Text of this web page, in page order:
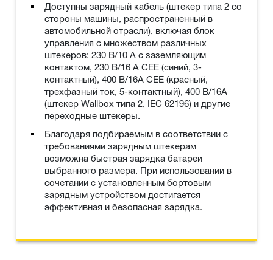
Доступны зарядный кабель (штекер типа 2 со
стороны машины, распространенный в
автомобильной отрасли), включая блок
управления с множеством различных
штекеров: 230 В/10 A с заземляющим
контактом, 230 В/16 A CEE (синий, 3-
контактный), 400 В/16A CEE (красный,
трехфазный ток, 5-контактный), 400 В/16A
(штекер Wallbox типа 2, IEC 62196) и другие
переходные штекеры.
Благодаря подбираемым в соответствии с
требованиями зарядным штекерам
возможна быстрая зарядка батареи
выбранного размера. При использовании в
сочетании с установленным бортовым
зарядным устройством достигается
эффективная и безопасная зарядка.